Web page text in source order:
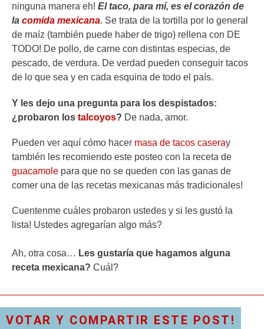
ninguna manera eh! El taco, para mí, es el corazón de
la comida mexicana. Se trata de la tortilla por lo general
de maíz (también puede haber de trigo) rellena con DE
TODO! De pollo, de carne con distintas especias, de
pescado, de verdura. De verdad pueden conseguir tacos
de lo que sea y en cada esquina de todo el país.
Y les dejo una pregunta para los despistados:
¿probaron los talcoyos? De nada, amor.
Pueden ver aquí cómo hacer masa de tacos caseray
también les recomiendo este posteo con la receta de
guacamole para que no se queden con las ganas de
comer una de las recetas mexicanas más tradicionales!
Cuentenme cuáles probaron ustedes y si les gustó la
lista! Ustedes agregarían algo más?
Ah, otra cosa… Les gustaría que hagamos alguna
receta mexicana? Cuál?
VOTAR Y COMPARTIR ESTE POST!